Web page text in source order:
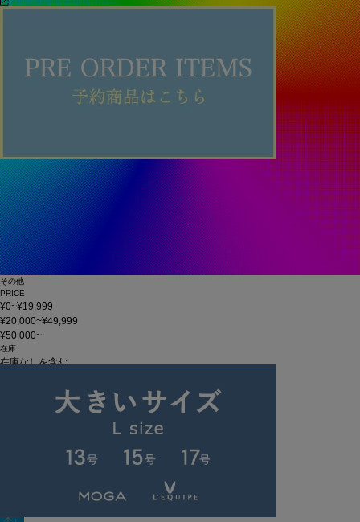
その他
PRICE
¥0~¥19,999
¥20,000~¥49,999
¥50,000~
在庫
在庫なしを含む